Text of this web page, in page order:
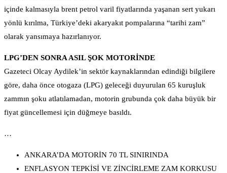
içinde kalmasıyla brent petrol varil fiyatlarında yaşanan sert yukarı
yönlü kırılma, Türkiye’deki akaryakıt pompalarına “tarihi zam”
olarak yansımaya hazırlanıyor.
LPG’DEN SONRA ASIL ŞOK MOTORİNDE
Gazeteci Olcay Aydilek’in sektör kaynaklarından edindiği bilgilere
göre, daha önce otogaza (LPG) geleceği duyurulan 65 kuruşluk
zammın şoku atlatılamadan, motorin grubunda çok daha büyük bir
fiyat güncellemesi için düğmeye basıldı.
…
ANKARA’DA MOTORİN 70 TL SINIRINDA
ENFLASYON TEPKİSİ VE ZİNCİRLEME ZAM KORKUSU